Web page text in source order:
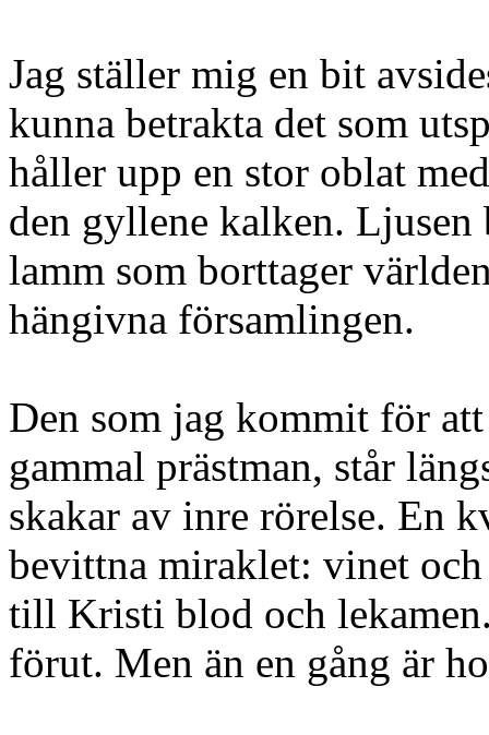
Jag ställer mig en bit
kunna betrakta det som
håller upp en stor oblat
den gyllene kalken.
lamm som borttager
hängivna församlingen.
Den som jag kommit för
gammal prästman, står
skakar av inre rörelse. En
bevittna miraklet: vinet
till Kristi blod och
förut. Men än en gång är